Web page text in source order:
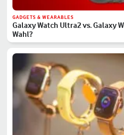
GADGETS & WEARABLES
Galaxy Watch Ultra2 vs. Galaxy
Wahl?